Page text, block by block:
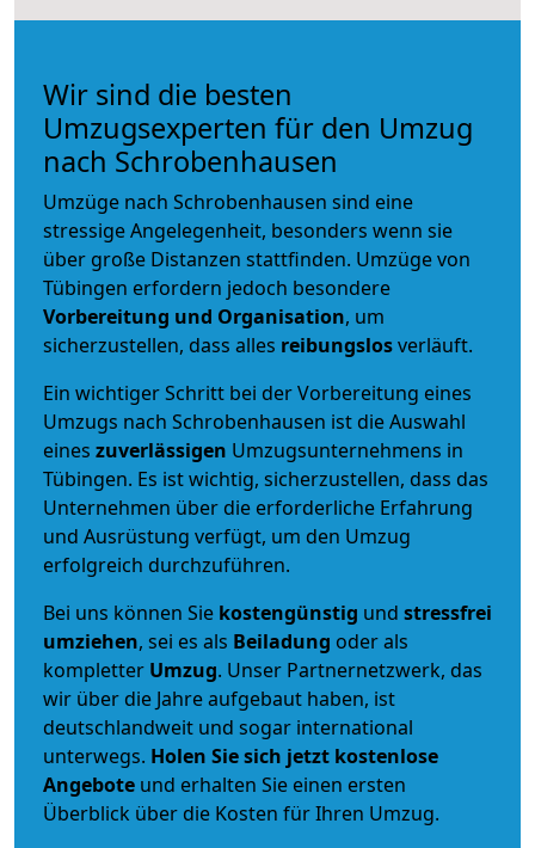
Wir sind die besten
Umzugsexperten für den Umzug
nach Schrobenhausen
Umzüge nach Schrobenhausen sind eine
stressige Angelegenheit, besonders wenn sie
über große Distanzen stattfinden. Umzüge von
Tübingen erfordern jedoch besondere
Vorbereitung und Organisation, um
sicherzustellen, dass alles reibungslosverläuft.
Ein wichtiger Schritt bei der Vorbereitung eines
Umzugs nach Schrobenhausen ist die Auswahl
eines zuverlässigen Umzugsunternehmens in
Tübingen. Es ist wichtig, sicherzustellen, dass das
Unternehmen über die erforderliche Erfahrung
und Ausrüstung verfügt, um den Umzug
erfolgreich durchzuführen.
Bei uns können Sie kostengünstig und stressfrei
umziehen, sei es als Beiladung oder als
kompletter Umzug. Unser Partnernetzwerk, das
wir über die Jahre aufgebaut haben, ist
deutschlandweit und sogar international
unterwegs. Holen Sie sich jetzt kostenlose
Angebote und erhalten Sie einen ersten
Überblick über die Kosten für Ihren Umzug.